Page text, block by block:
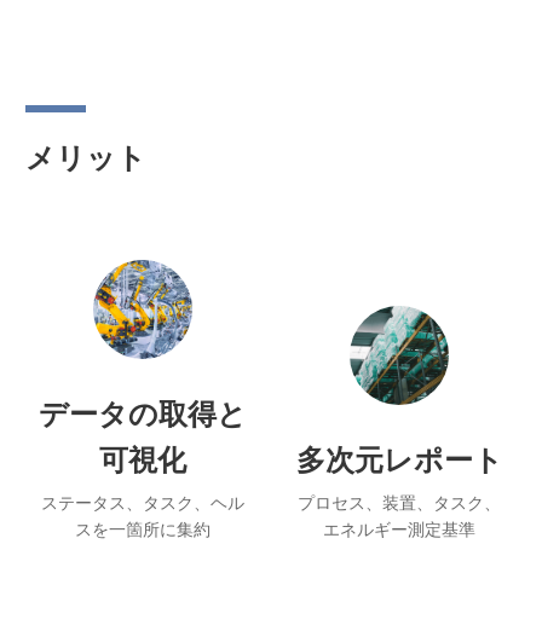
メリット
データの取得と
可視化
ステータス、タスク、ヘル
スを一箇所に集約
多次元レポート
プロセス、装置、タスク、
エネルギー測定基準